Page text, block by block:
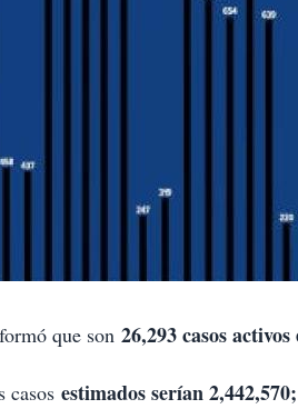
que son 26,293 casos
casos estimados serían 2,442,570;